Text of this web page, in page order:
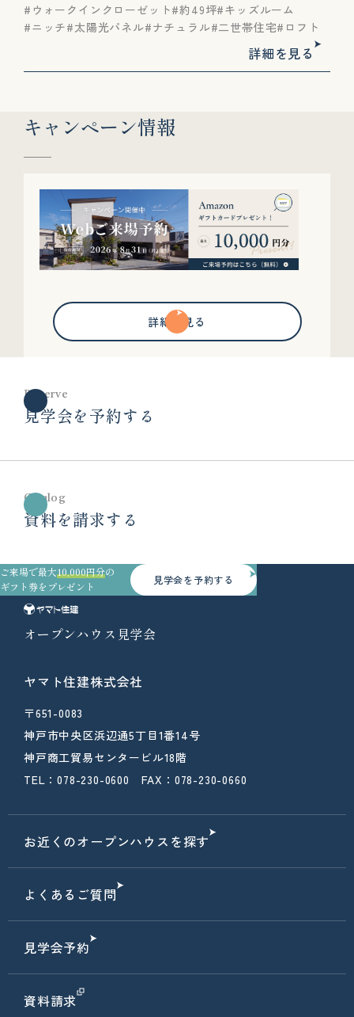
ウォークインクローゼット 約49坪 キッズルーム
ニッチ
太陽光パネル ナチュラル 二世帯住宅 ロフト
詳細を見る
キャンペーン情報
詳細を見る
Reserve
見学会を予約する
Catalog
資料を請求する
ご来場で最大10,000円分の
ギフト券をプレゼント
見学会を予約する
オープンハウス見学会
ヤマト住建株式会社
〒651-0083
神戸市中央区浜辺通5丁目1番14号
神戸商工貿易センタービル18階
TEL：078-230-0600 FAX：078-230-0660
お近くのオープンハウスを探す
よくあるご質問
見学会予約
資料請求